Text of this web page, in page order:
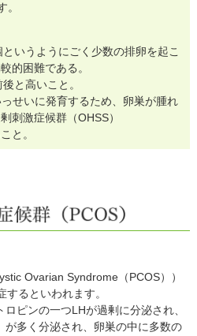
。
というようにごく少数の排卵を起こ
的困難である。
と高いこと。
っせいに発育するため、卵巣が腫れ
刺激症候群（OHSS）
と。
Ovarian Syndrome（PCOS））
るといわれます。
ピンの一つLHが過剰に分泌され、
が多く分泌され、卵巣の中に多数の